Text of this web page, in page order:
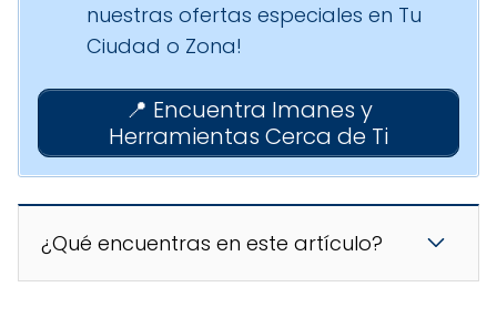
nuestras ofertas especiales en Tu
Ciudad o Zona!
📍 Encuentra Imanes y
Herramientas Cerca de Ti
¿Qué encuentras en este artículo?